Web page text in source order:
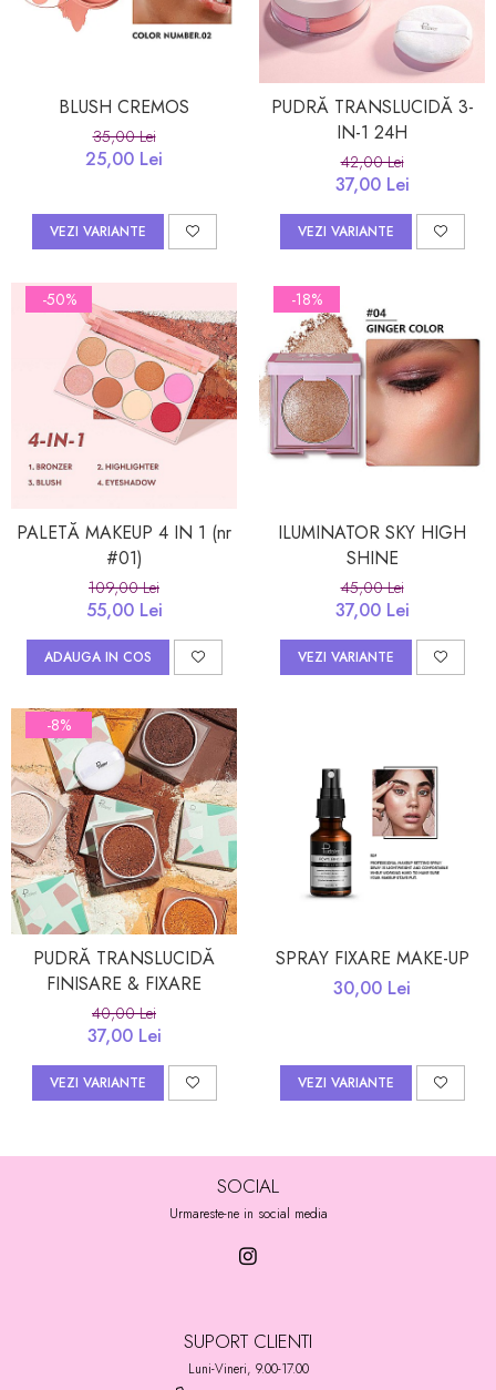
BLUSH CREMOS
35,00 Lei
25,00 Lei
VEZI VARIANTE
PUDRĂ TRANSLUCIDĂ 3-
IN-1 24H
42,00 Lei
37,00 Lei
VEZI VARIANTE
-50%
PALETĂ MAKEUP 4 IN 1 (nr
#01)
109,00 Lei
55,00 Lei
ADAUGA IN COS
-18%
ILUMINATOR SKY HIGH
SHINE
45,00 Lei
37,00 Lei
VEZI VARIANTE
-8%
PUDRĂ TRANSLUCIDĂ
FINISARE & FIXARE
40,00 Lei
37,00 Lei
VEZI VARIANTE
SPRAY FIXARE MAKE-UP
30,00 Lei
VEZI VARIANTE
SOCIAL
Urmareste-ne in social media
SUPORT CLIENTI
Luni-Vineri, 9.00-17.00